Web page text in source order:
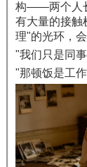
构——两个人
有大量的接触
理"的光环，
"我们只是同
"那顿饭是工